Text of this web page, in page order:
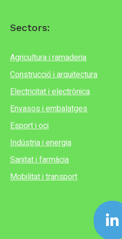
Sectors:
Agricultura i ramaderia
Construcció i arquitectura
Electricitat i electrònica
Envasos i embalatges
Esport i oci
Indústria i energia
Sanitat i farmàcia
Mobilitat i transport